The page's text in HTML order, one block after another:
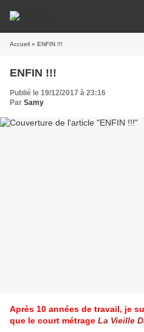
Accueil » ENFIN !!!
ENFIN !!!
Publié le 19/12/2017 à 23:16
Par Samy
Après 10 années de travail, je
que le court métrage La Vieille